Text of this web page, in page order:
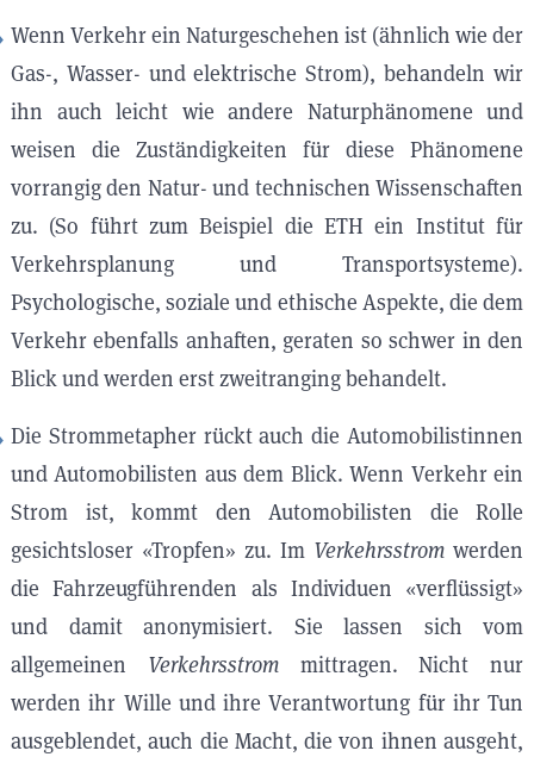
Wenn Verkehr ein Naturgeschehen ist (ähnlich wie der
Gas-, Wasser- und elektrische Strom), behandeln wir
ihn auch leicht wie andere Naturphänomene und
weisen die Zuständigkeiten für diese Phänomene
vorrangig den Natur- und technischen Wissenschaften
zu. (So führt zum Beispiel die ETH ein Institut für
Verkehrsplanung und Transportsysteme).
Psychologische, soziale und ethische Aspekte, die dem
Verkehr ebenfalls anhaften, geraten so schwer in den
Blick und werden erst zweitranging behandelt.
Die Strommetapher rückt auch die Automobilistinnen
und Automobilisten aus dem Blick. Wenn Verkehr ein
Strom ist, kommt den Automobilisten die Rolle
gesichtsloser «Tropfen» zu. Im Verkehrsstrom werden
die Fahrzeugführenden als Individuen «verflüssigt»
und damit anonymisiert. Sie lassen sich vom
allgemeinen Verkehrsstrommittragen. Nicht nur
werden ihr Wille und ihre Verantwortung für ihr Tun
ausgeblendet, auch die Macht, die von ihnen ausgeht,